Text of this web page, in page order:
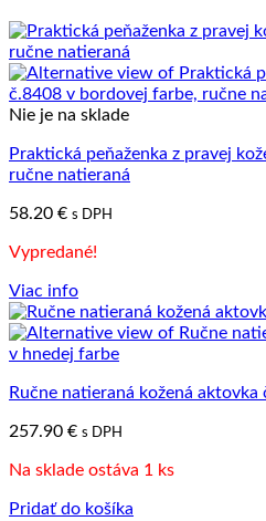
Nie je na sklade
Praktická peňaženka z pravej
ručne natieraná
58.20 € s DPH
Vypredané!
Viac info
Ručne natieraná kožená
257.90 € s DPH
Na sklade ostáva 1 ks
Pridať do košíka